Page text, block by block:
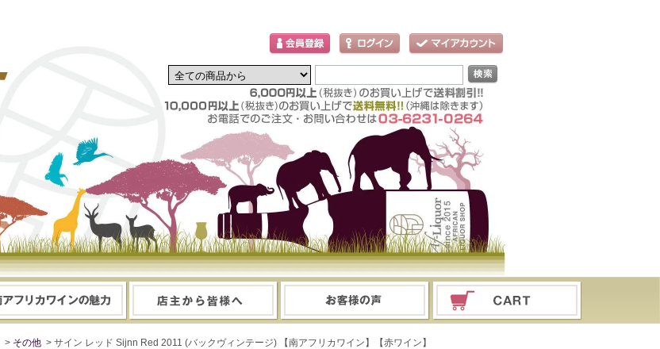
> その他 > サイン レッド Sijnn Red 2011 (バックヴィンテージ) 【南アフリカワイン】【赤ワイン】